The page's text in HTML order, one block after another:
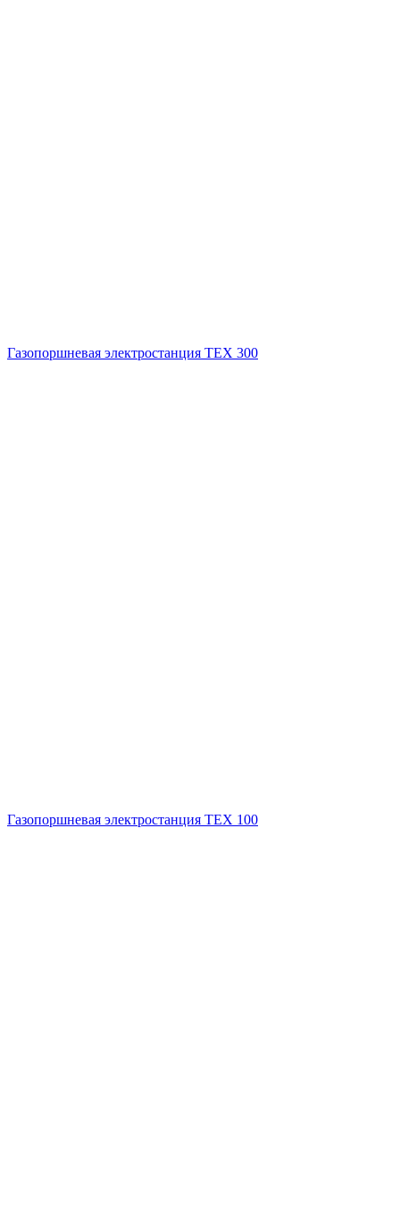
Газопоршневая электростанция ТЕХ 300
Газопоршневая электростанция ТЕХ 100